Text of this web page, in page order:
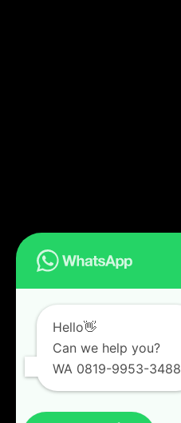
Hello👋
Can we help you?
WA 0819-9953-3488